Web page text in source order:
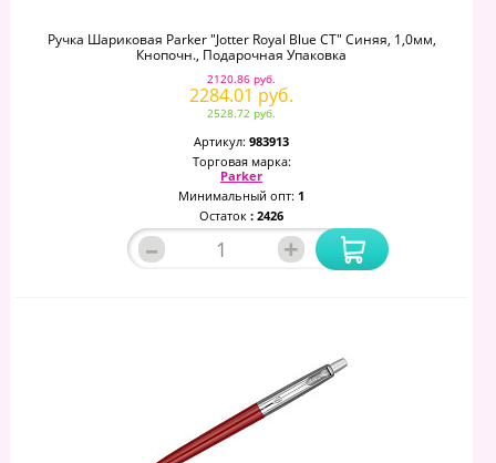
Ручка Шариковая Parker "Jotter Royal Blue CT" Синяя, 1,0мм,
Кнопочн., Подарочная Упаковка
2120.86 руб.
2284.01 руб.
2528.72 руб.
Артикул: 983913
Торговая марка:
Parker
Минимальный опт: 1
Остаток : 2426
– +